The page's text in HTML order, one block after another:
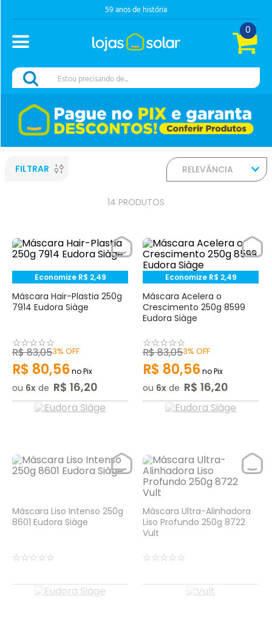
59 anos de história
0
Estou precisando de...
FILTRAR RELEVÂNCIA
14 PRODUTOS
Economize R$ 2,49
Máscara Hair-Plastia 250g
7914 Eudora Siàge
☆☆☆☆☆
R$83,053% OFF
R$ 80,56no Pix
ou 6 de R$ 16,20
Economize R$ 2,49
Máscara Acelera o
Crescimento 250g 8599
Eudora Siàge
☆☆☆☆☆
R$83,053% OFF
R$ 80,56no Pix
ou 6 de R$ 16,20
Máscara Liso Intenso 250g
8601 Eudora Siàge
☆☆☆☆☆
Máscara Ultra-Alinhadora
Liso Profundo 250g 8722
Vult
☆☆☆☆☆